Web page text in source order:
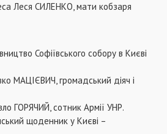
Леся СИЛЕНКО, мати кобзаря
Софіївського собору в Києві
МАЦІЄВИЧ, громадський діяч і
ГОРЯЧИЙ, сотник Армії УНР.
щоденник у Києві –